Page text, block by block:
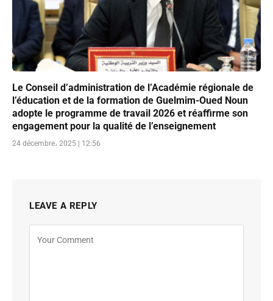
Le Conseil d’administration de l’Académie régionale de
l’éducation et de la formation de Guelmim-Oued Noun
adopte le programme de travail 2026 et réaffirme son
engagement pour la qualité de l’enseignement
24 décembre، 2025 | 12:56
LEAVE A REPLY